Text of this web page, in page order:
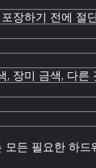
장하기 전에 절
, 장미 금색, 다
든 필요한 하